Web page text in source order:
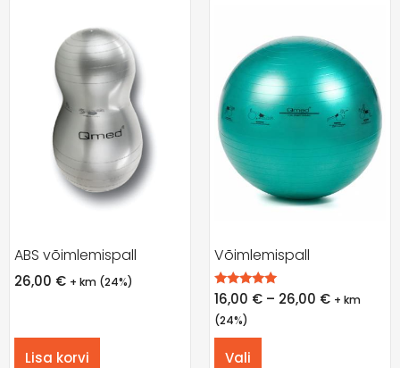
ABS võimlemispall
26,00 € + km (24%)
Lisa korvi
Võimlemispall
Hinnanguga
5.00
/ 5
16,00 € – 26,00 € + km
(24%)
Vali